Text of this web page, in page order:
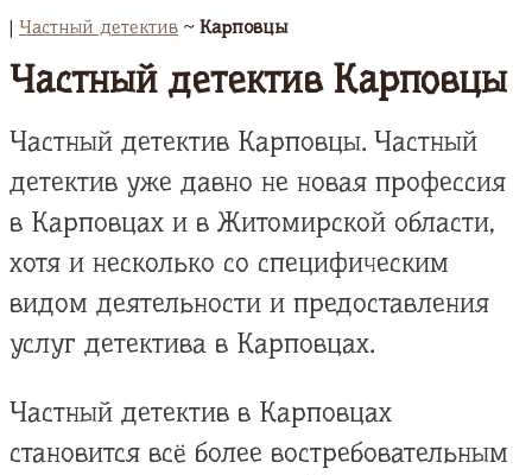
| Частный детектив ~ Карповцы
Частный детектив Карповцы
Частный детектив Карповцы. Частный
детектив уже давно не новая профессия
в Карповцах и в Житомирской области,
хотя и несколько со специфическим
видом деятельности и предоставления
услуг детектива в Карповцах.
Частный детектив в Карповцах
становится всё более востребовательным